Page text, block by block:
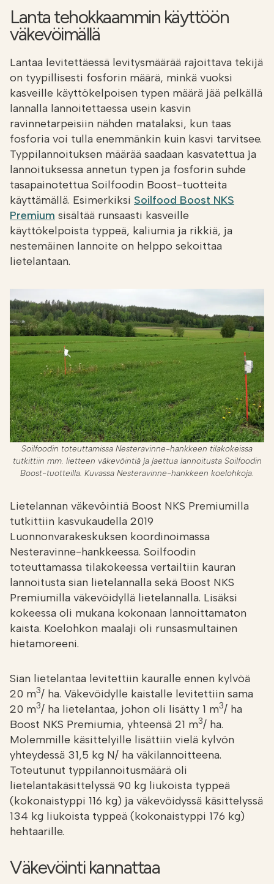
Lanta tehokkaammin käyttöön
väkevöimällä
Lantaa levitettäessä levitysmäärää rajoittava tekijä
on tyypillisesti fosforin määrä, minkä vuoksi
kasveille käyttökelpoisen typen määrä jää pelkällä
lannalla lannoitettaessa usein kasvin
ravinnetarpeisiin nähden matalaksi, kun taas
fosforia voi tulla enemmänkin kuin kasvi tarvitsee.
Typpilannoituksen määrää saadaan kasvatettua ja
lannoituksessa annetun typen ja fosforin suhde
tasapainotettua Soilfoodin Boost-tuotteita
käyttämällä. Esimerkiksi Soilfood Boost NKS
Premium sisältää runsaasti kasveille
käyttökelpoista typpeä, kaliumia ja rikkiä, ja
nestemäinen lannoite on helppo sekoittaa
lietelantaan.
Soilfoodin toteuttamissa Nesteravinne-hankkeen tilakokeissa
tutkittiin mm. lietteen väkevöintiä ja jaettua lannoitusta Soilfoodin
Boost-tuotteilla. Kuvassa Nesteravinne-hankkeen koelohkoja.
Lietelannan väkevöintiä Boost NKS Premiumilla
tutkittiin kasvukaudella 2019
Luonnonvarakeskuksen koordinoimassa
Nesteravinne-hankkeessa. Soilfoodin
toteuttamassa tilakokeessa vertailtiin kauran
lannoitusta sian lietelannalla sekä Boost NKS
Premiumilla väkevöidyllä lietelannalla. Lisäksi
kokeessa oli mukana kokonaan lannoittamaton
kaista. Koelohkon maalaji oli runsasmultainen
hietamoreeni.
Sian lietelantaa levitettiin kauralle ennen kylvöä
20 m3/ ha. Väkevöidylle kaistalle levitettiin sama
20 m3/ ha lietelantaa, johon oli lisätty 1 m3/ ha
Boost NKS Premiumia, yhteensä 21 m3/ ha.
Molemmille käsittelyille lisättiin vielä kylvön
yhteydessä 31,5 kg N/ ha väkilannoitteena.
Toteutunut typpilannoitusmäärä oli
lietelantakäsittelyssä 90 kg liukoista typpeä
(kokonaistyppi 116 kg) ja väkevöidyssä käsittelyssä
134 kg liukoista typpeä (kokonaistyppi 176 kg)
hehtaarille.
Väkevöinti kannattaa